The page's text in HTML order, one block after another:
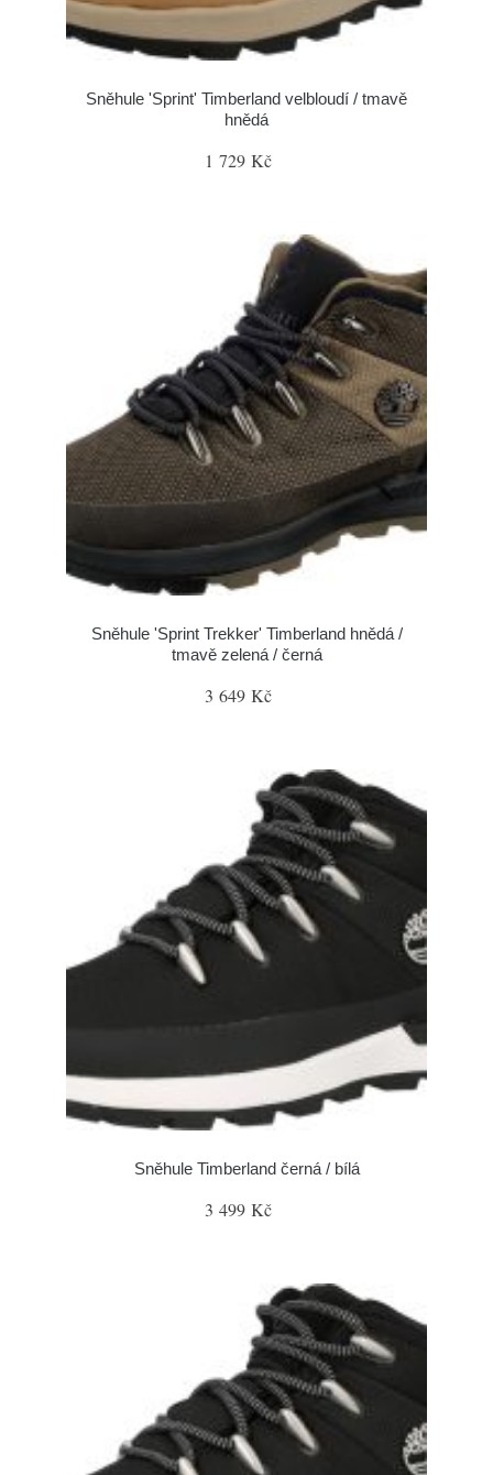
Sněhule 'Sprint' Timberland velbloudí / tmavě
hnědá
1 729 Kč
Sněhule 'Sprint Trekker' Timberland hnědá /
tmavě zelená / černá
3 649 Kč
Sněhule Timberland černá / bílá
3 499 Kč